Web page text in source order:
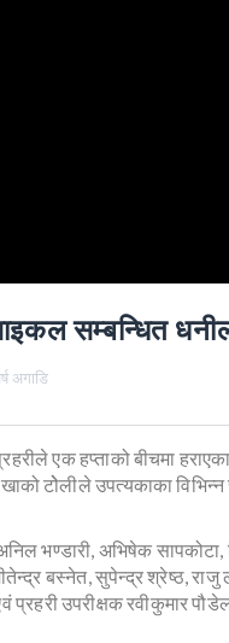
सम्बन्धित
अगाडि
एक हप्ताको बीचमा
टोेलीले उपत्यकाका
भण्डारी, अभिषेक
बस्नेत, सुपेन्द्र श्रेष्ठ, राजु
प्रहरी उपरीक्षक रवीकुमार